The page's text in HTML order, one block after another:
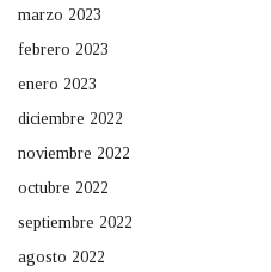
marzo 2023
febrero 2023
enero 2023
diciembre 2022
noviembre 2022
octubre 2022
septiembre 2022
agosto 2022